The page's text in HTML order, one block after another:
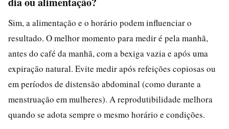
Sim, a alimentação e o horário podem influenciar o
resultado. O melhor momento para medir é pela manhã,
antes do café da manhã, com a bexiga vazia e após uma
expiração natural. Evite medir após refeições copiosas ou
em períodos de distensão abdominal (como durante a
menstruação em mulheres). A reprodutibilidade melhora
quando se adota sempre o mesmo horário e condições.